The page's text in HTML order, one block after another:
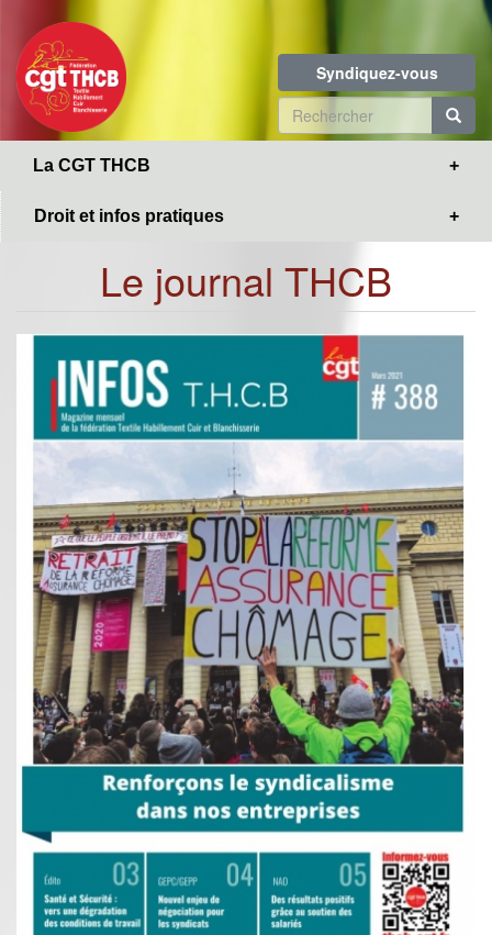
contenu
principal
Syndiquez-vous
Formulaire
de
La CGT THCB
Droit et infos pratiques
Le journal THCB